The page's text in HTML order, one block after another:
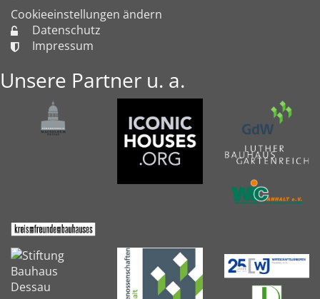
Cookieeinstellungen ändern
Datenschutz
Impressum
Unsere Partner u. a.